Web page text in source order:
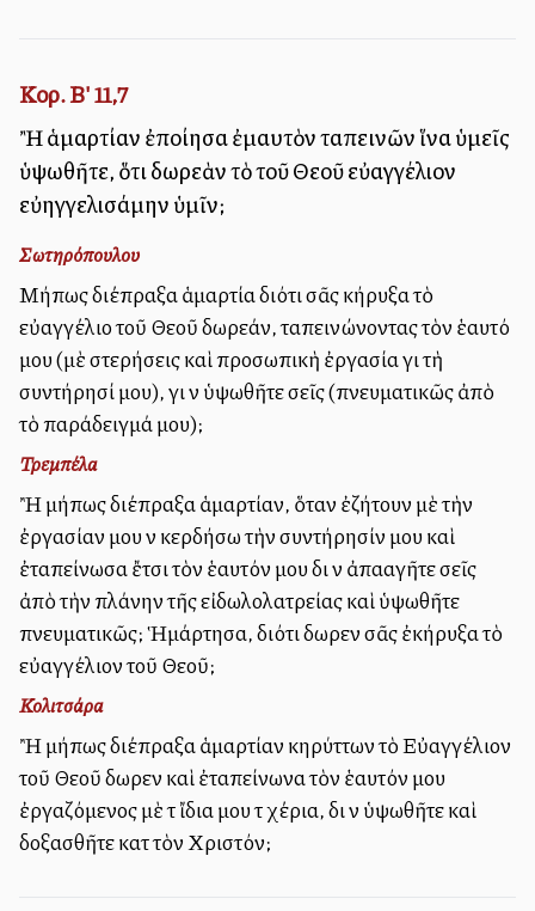
Κορ. Β' 11,7
Ἢ ἁμαρτίαν ἐποίησα ἐμαυτὸν ταπεινῶν ἵνα ὑμεῖς
ὑψωθῆτε, ὅτι δωρεὰν τὸ τοῦ Θεοῦ εὐαγγέλιον
εὐηγγελισάμην ὑμῖν;
Σωτηρόπουλου
Μήπως διέπραξα ἁμαρτία διότι σᾶς κήρυξα τὸ
εὐαγγέλιο τοῦ Θεοῦ δωρεάν, ταπεινώνοντας τὸν ἑαυτό
μου (μὲ στερήσεις καὶ προσωπικὴ ἐργασία γιὰ τὴ
συντήρησί μου), γιὰ νὰ ὑψωθῆτε σεῖς (πνευματικῶς ἀπὸ
τὸ παράδειγμά μου);
Τρεμπέλα
Ἢ μήπως διέπραξα ἁμαρτίαν, ὅταν ἐζήτουν μὲ τὴν
ἐργασίαν μου νὰ κερδήσω τὴν συντήρησίν μου καὶ
ἐταπείνωσα ἔτσι τὸν ἑαυτόν μου διὰ νὰ ἀπαλλαγῆτε σεῖς
ἀπὸ τὴν πλάνην τῆς εἰδωλολατρείας καὶ ὑψωθῆτε
πνευματικῶς; Ἡμάρτησα, διότι δωρεὰν σᾶς ἐκήρυξα τὸ
εὐαγγέλιον τοῦ Θεοῦ;
Κολιτσάρα
Ἢ μήπως διέπραξα ἁμαρτίαν κηρύττων τὸ Εὐαγγέλιον
τοῦ Θεοῦ δωρεὰν καὶ ἐταπείνωνα τὸν ἑαυτόν μου
ἐργαζόμενος μὲ τὰ ἴδια μου τὰ χέρια, διὰ νὰ ὑψωθῆτε καὶ
δοξασθῆτε κατὰ τὸν Χριστόν;